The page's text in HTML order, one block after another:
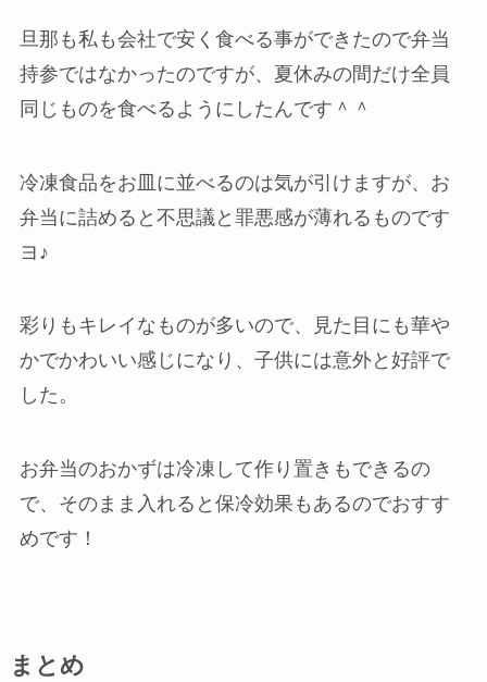
旦那も私も会社で安く食べる事ができたので弁当
持参ではなかったのですが、夏休みの間だけ全員
同じものを食べるようにしたんです＾＾
冷凍食品をお皿に並べるのは気が引けますが、お
弁当に詰めると不思議と罪悪感が薄れるものです
ヨ♪
彩りもキレイなものが多いので、見た目にも華や
かでかわいい感じになり、子供には意外と好評で
した。
お弁当のおかずは冷凍して作り置きもできるの
で、そのまま入れると保冷効果もあるのでおすす
めです！
まとめ